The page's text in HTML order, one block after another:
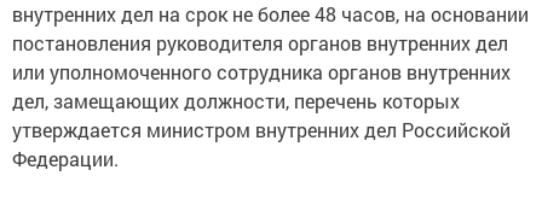
внутренних дел на срок не более 48 часов, на основании
постановления руководителя органов внутренних дел
или уполномоченного сотрудника органов внутренних
дел, замещающих должности, перечень которых
утверждается министром внутренних дел Российской
Федерации.